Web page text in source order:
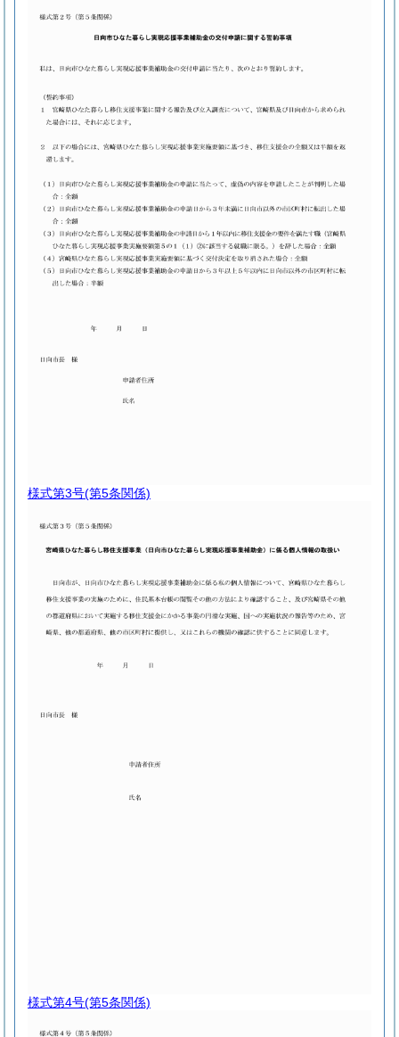
様式第3号(第5条関係)
様式第4号(第5条関係)